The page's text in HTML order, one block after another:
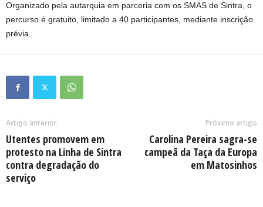
Organizado pela autarquia em parceria com os SMAS de Sintra, o
percurso é gratuito, limitado a 40 participantes, mediante inscrição
prévia.
Artigo anterior
Utentes promovem em
protesto na Linha de Sintra
contra degradação do
serviço
Próximo artigo
Carolina Pereira sagra-se
campeã da Taça da Europa
em Matosinhos